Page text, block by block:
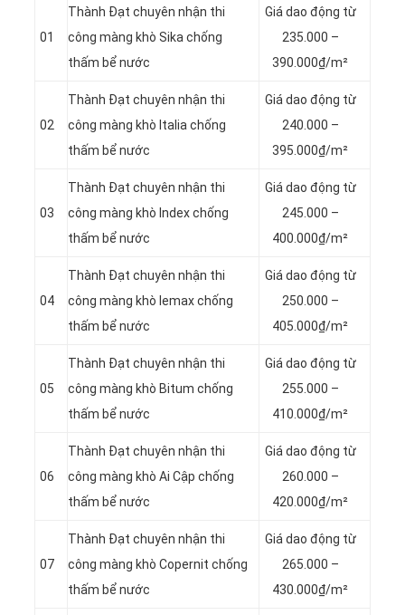
01
Thành Đạt chuyên nhận thi
công màng khò Sika chống
thấm bể nước
Giá dao động từ
235.000 –
390.000₫/m²
02
Thành Đạt chuyên nhận thi
công màng khò Italia chống
thấm bể nước
Giá dao động từ
240.000 –
395.000₫/m²
03
Thành Đạt chuyên nhận thi
công màng khò Index chống
thấm bể nước
Giá dao động từ
245.000 –
400.000₫/m²
04
Thành Đạt chuyên nhận thi
công màng khò lemax chống
thấm bể nước
Giá dao động từ
250.000 –
405.000₫/m²
05
Thành Đạt chuyên nhận thi
công màng khò Bitum chống
thấm bể nước
Giá dao động từ
255.000 –
410.000₫/m²
06
Thành Đạt chuyên nhận thi
công màng khò Ai Cập chống
thấm bể nước
Giá dao động từ
260.000 –
420.000₫/m²
07
Thành Đạt chuyên nhận thi
công màng khò Copernit chống
thấm bể nước
Giá dao động từ
265.000 –
430.000₫/m²